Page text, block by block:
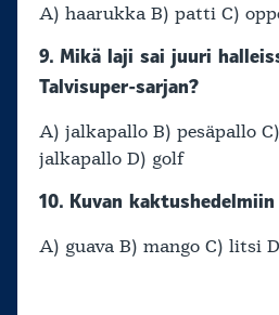
A) haarukka B) patti C)
9. Mikä laji sai juuri
Talvisuper-sarjan?
A) jalkapallo B) pesäpallo
jalkapallo D) golf
10. Kuvan
A) guava B) mango C) litsi